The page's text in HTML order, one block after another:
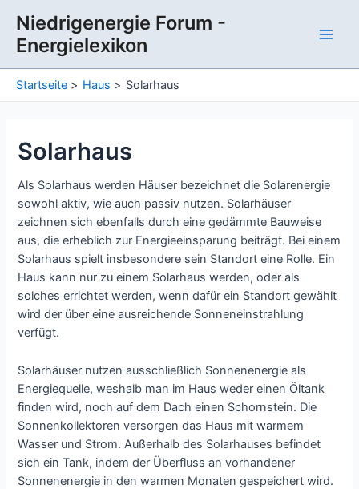
Inhalt
springen
Niedrigenergie Forum -
Energielexikon
Startseite Haus Solarhaus
Solarhaus
Als Solarhaus werden Häuser bezeichnet die Solarenergie
sowohl aktiv, wie auch passiv nutzen. Solarhäuser
zeichnen sich ebenfalls durch eine gedämmte Bauweise
aus, die erheblich zur Energieeinsparung beiträgt. Bei einem
Solarhaus spielt insbesondere sein Standort eine Rolle. Ein
Haus kann nur zu einem Solarhaus werden, oder als
solches errichtet werden, wenn dafür ein Standort gewählt
wird der über eine ausreichende Sonneneinstrahlung
verfügt.
Solarhäuser nutzen ausschließlich Sonnenenergie als
Energiequelle, weshalb man im Haus weder einen Öltank
finden wird, noch auf dem Dach einen Schornstein. Die
Sonnenkollektoren versorgen das Haus mit warmem
Wasser und Strom. Außerhalb des Solarhauses befindet
sich ein Tank, indem der Überfluss an vorhandener
Sonnenenergie in den warmen Monaten gespeichert wird.